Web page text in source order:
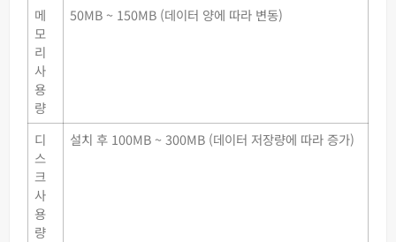
메
모
리
사
용
량
50MB ~ 150MB (데이터 양에 따라 변동)
디
스
크
사
용
량
설치 후 100MB ~ 300MB (데이터 저장량에 따라 증가)